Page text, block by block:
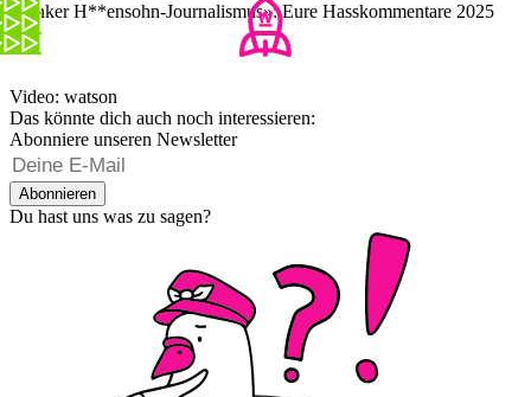
«Linker H**ensohn-Journalismus»: Eure Hasskommentare 2025
Video: watson
Das könnte dich auch noch interessieren:
Abonniere unseren Newsletter
Abonnieren
Du hast uns was zu sagen?